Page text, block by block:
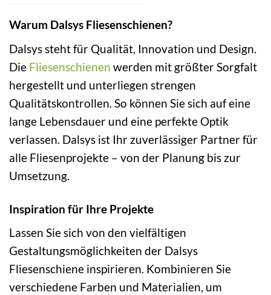
Warum Dalsys Fliesenschienen?
Dalsys steht für Qualität, Innovation und Design.
Die Fliesenschienen werden mit größter Sorgfalt
hergestellt und unterliegen strengen
Qualitätskontrollen. So können Sie sich auf eine
lange Lebensdauer und eine perfekte Optik
verlassen. Dalsys ist Ihr zuverlässiger Partner für
alle Fliesenprojekte – von der Planung bis zur
Umsetzung.
Inspiration für Ihre Projekte
Lassen Sie sich von den vielfältigen
Gestaltungsmöglichkeiten der Dalsys
Fliesenschiene inspirieren. Kombinieren Sie
verschiedene Farben und Materialien, um